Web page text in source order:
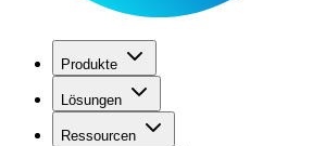
Produkte
Lösungen
Ressourcen